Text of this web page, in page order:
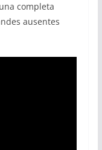
completa
ausentes